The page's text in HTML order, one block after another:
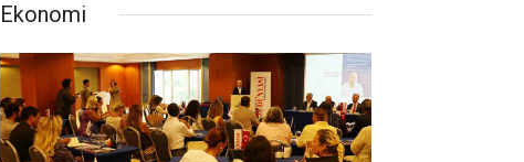
Ekonomi